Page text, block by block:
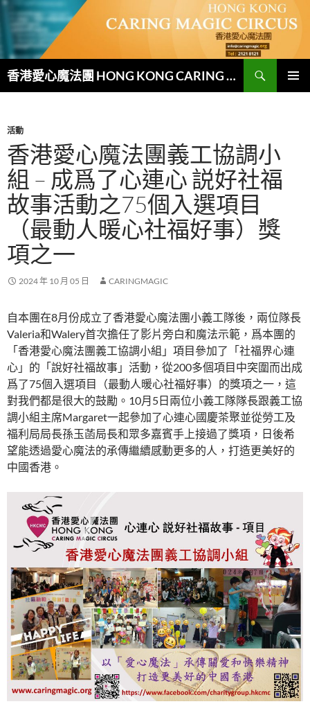
跳
要
內
容
香港愛心魔法團 HONG KONG CARING MAGIC CIRCUS
搜
尋
活動
香港愛心魔法團義工協調小
組 – 成爲了心連心 説好社福
故事活動之75個入選項目
（最動人暖心社福好事）獎
項之一
2024 年 10 月 05 日 CARINGMAGIC
自本團在8月份成立了香港愛心魔法團小義工隊後，兩位隊長
Valeria和Walery首次擔任了影片旁白和魔法示範，爲本團的
「香港愛心魔法團義工協調小組」項目參加了「社福界心連
心」的「說好社福故事」活動，從200多個項目中突圍而出成
爲了75個入選項目（最動人暖心社福好事）的獎項之一，這
對我們都是很大的鼓勵。10月5日兩位小義工隊隊長跟義工協
調小組主席Margaret一起參加了心連心國慶茶聚並從勞工及
福利局局長孫玉菡局長和眾多嘉賓手上接過了獎項，日後希
望能透過愛心魔法的承傳繼續感動更多的人，打造更美好的
中國香港。